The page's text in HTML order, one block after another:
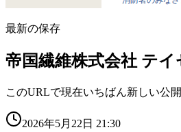
最新の保存
帝国繊維株式会社 テ
このURLで現在いちばん新しい公
2026年5月22日 21:30